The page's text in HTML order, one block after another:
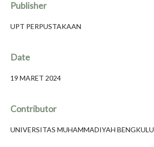
Publisher
UPT PERPUSTAKAAN
Date
19 MARET 2024
Contributor
UNIVERSITAS MUHAMMADIYAH BENGKULU